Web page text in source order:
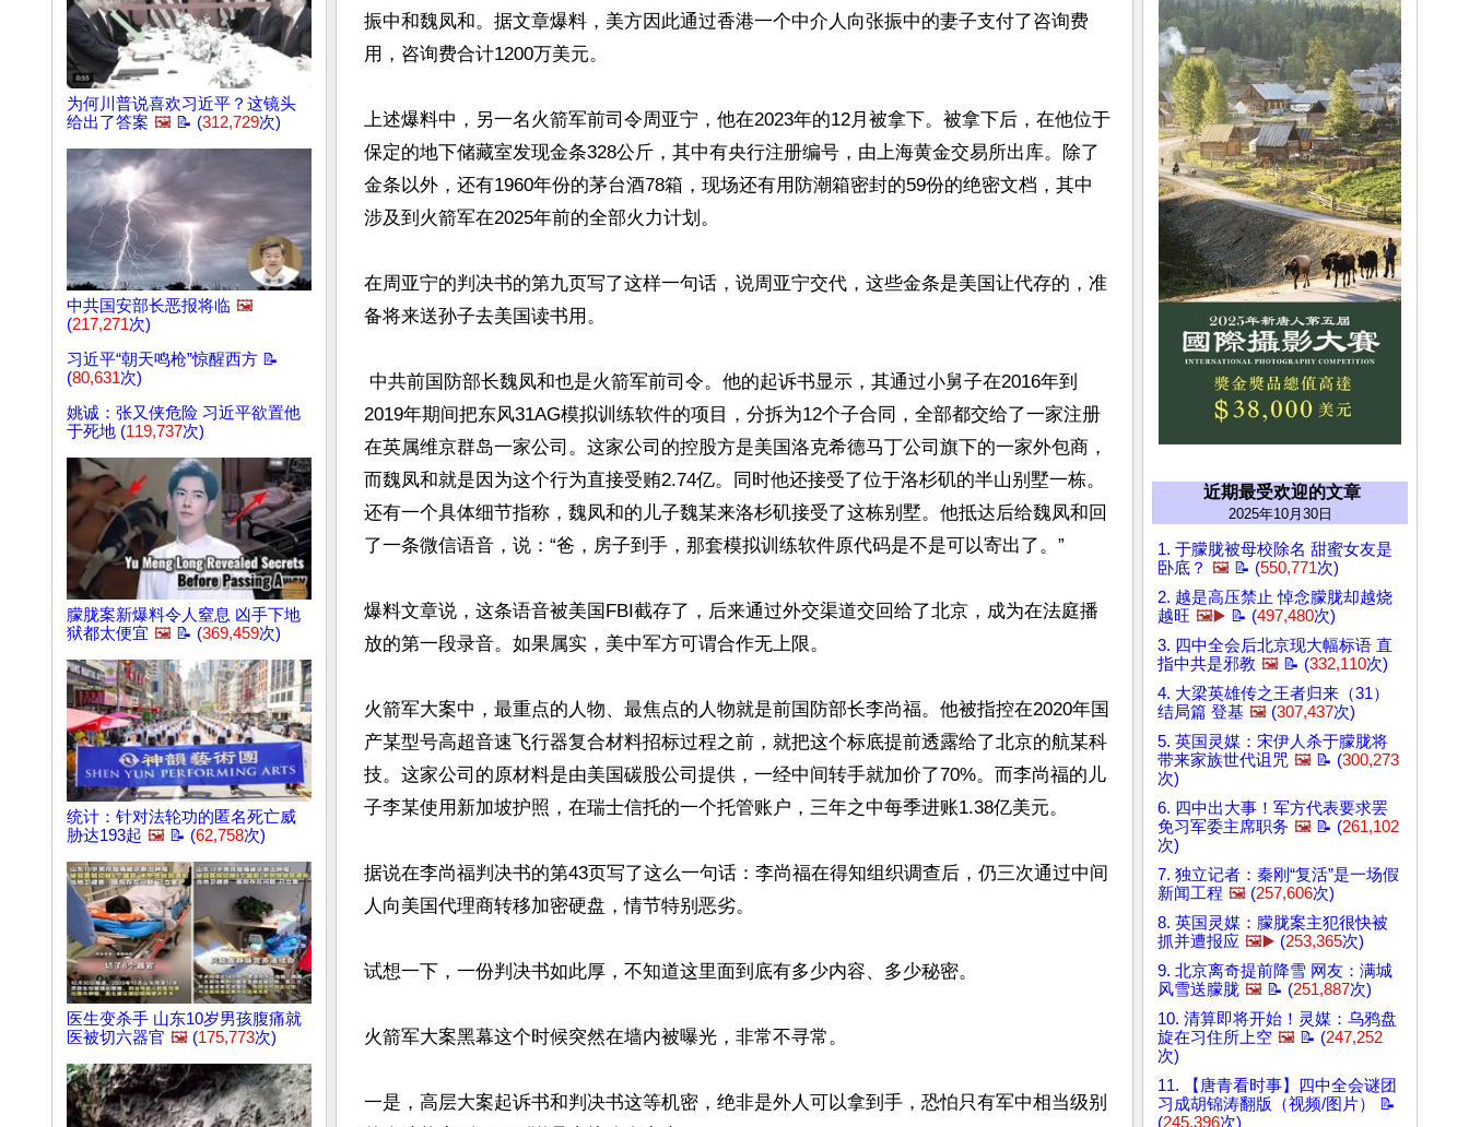
为何川普说喜欢习近平？这镜头
给出了答案 🖼️ 📝 (312,729次)
中共国安部长恶报将临 🖼️
(217,271次)
习近平“朝天鸣枪”惊醒西方 📝
(80,631次)
姚诚：张又侠危险 习近平欲置他
于死地 (119,737次)
朦胧案新爆料令人窒息 凶手下地
狱都太便宜 🖼️ 📝 (369,459次)
统计：针对法轮功的匿名死亡威
胁达193起 🖼️ 📝 (62,758次)
医生变杀手 山东10岁男孩腹痛就
医被切六器官 🖼️ (175,773次)
振中和魏凤和。据文章爆料，美方因此通过香港一个中介人向张振中的妻子支付了咨询费
用，咨询费合计1200万美元。
上述爆料中，另一名火箭军前司令周亚宁，他在2023年的12月被拿下。被拿下后，在他位于
保定的地下储藏室发现金条328公斤，其中有央行注册编号，由上海黄金交易所出库。除了
金条以外，还有1960年份的茅台酒78箱，现场还有用防潮箱密封的59份的绝密文档，其中
涉及到火箭军在2025年前的全部火力计划。
在周亚宁的判决书的第九页写了这样一句话，说周亚宁交代，这些金条是美国让代存的，准
备将来送孙子去美国读书用。
2019年期间把东风31AG模拟训练软件的项目，分拆为12个子合同，全部都交给了一家注册
在英属维京群岛一家公司。这家公司的控股方是美国洛克希德马丁公司旗下的一家外包商，
而魏凤和就是因为这个行为直接受贿2.74亿。同时他还接受了位于洛杉矶的半山别墅一栋。
还有一个具体细节指称，魏凤和的儿子魏某来洛杉矶接受了这栋别墅。他抵达后给魏凤和回
了一条微信语音，说：“爸，房子到手，那套模拟训练软件原代码是不是可以寄出了。”
爆料文章说，这条语音被美国FBI截存了，后来通过外交渠道交回给了北京，成为在法庭播
放的第一段录音。如果属实，美中军方可谓合作无上限。
火箭军大案中，最重点的人物、最焦点的人物就是前国防部长李尚福。他被指控在2020年国
产某型号高超音速飞行器复合材料招标过程之前，就把这个标底提前透露给了北京的航某科
技。这家公司的原材料是由美国碳股公司提供，一经中间转手就加价了70%。而李尚福的儿
子李某使用新加坡护照，在瑞士信托的一个托管账户，三年之中每季进账1.38亿美元。
据说在李尚福判决书的第43页写了这么一句话：李尚福在得知组织调查后，仍三次通过中间
人向美国代理商转移加密硬盘，情节特别恶劣。
试想一下，一份判决书如此厚，不知道这里面到底有多少内容、多少秘密。
火箭军大案黑幕这个时候突然在墙内被曝光，非常不寻常。
一是，高层大案起诉书和判决书这等机密，绝非是外人可以拿到手，恐怕只有军中相当级别
近期最受欢迎的文章
2025年10月30日
1. 于朦胧被母校除名 甜蜜女友是
卧底？ 🖼️ 📝 (550,771次)
2. 越是高压禁止 悼念朦胧却越烧
越旺 🖼️▶️ 📝 (497,480次)
3. 四中全会后北京现大幅标语 直
指中共是邪教 🖼️ 📝 (332,110次)
4. 大梁英雄传之王者归来（31）
结局篇 登基 🖼️ (307,437次)
5. 英国灵媒：宋伊人杀于朦胧将
带来家族世代诅咒 🖼️ 📝 (300,273
次)
6. 四中出大事！军方代表要求罢
免习军委主席职务 🖼️ 📝 (261,102
次)
7. 独立记者：秦刚“复活”是一场假
新闻工程 🖼️ (257,606次)
8. 英国灵媒：朦胧案主犯很快被
抓并遭报应 🖼️▶️ (253,365次)
9. 北京离奇提前降雪 网友：满城
风雪送朦胧 🖼️ 📝 (251,887次)
10. 清算即将开始！灵媒：乌鸦盘
旋在习住所上空 🖼️ 📝 (247,252
次)
11. 【唐青看时事】四中全会谜团
习成胡锦涛翻版（视频/图片） 📝
(245,396次)